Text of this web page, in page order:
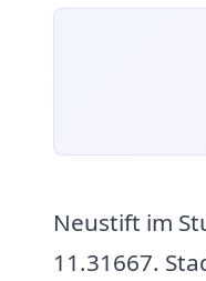
Neustift im
11.31667.